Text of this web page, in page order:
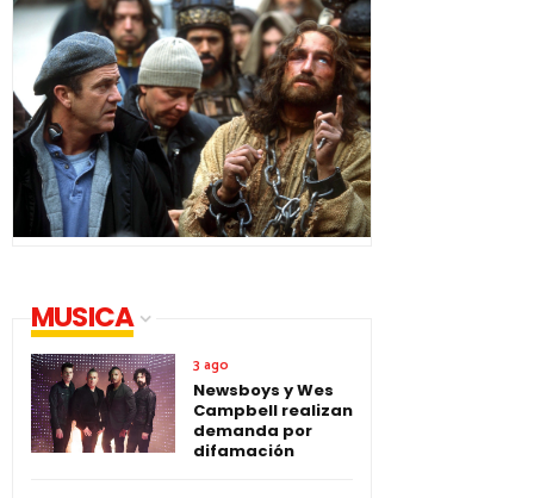
MUSICA
3 ago
Newsboys y Wes
Campbell realizan
demanda por
difamación